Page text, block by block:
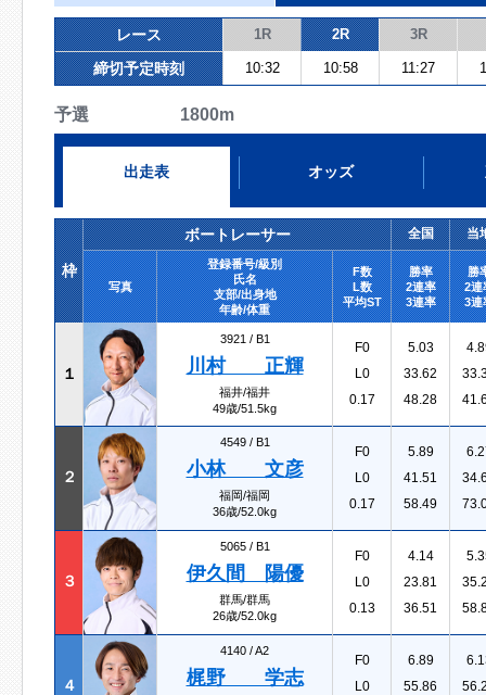
レース 1R 2R 3R
締切予定時刻 10:32 10:58 11:27
予選 1800m
出走表 オッズ
枠
ボートレーサー 全国 当
写真
登録番号/級別
氏名
支部/出身地
年齢/体重
F数
L数
平均ST
勝率
2連率
3連率
勝
2連
3連
１
3921 / B1
川村 正輝
福井/福井
49歳/51.5kg
F0
L0
0.17
5.03
33.62
48.28
２
4549 / B1
小林 文彦
福岡/福岡
36歳/52.0kg
F0
L0
0.17
5.89
41.51
58.49
３
5065 / B1
伊久間 陽優
群馬/群馬
26歳/52.0kg
F0
L0
0.13
4.14
23.81
36.51
４
4140 /A2
梶野 学志
F0
L0
6.89
55.86